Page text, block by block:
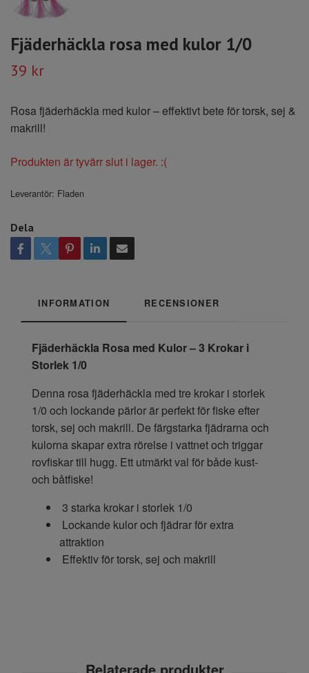
Fjäderhäckla rosa med kulor 1/0
39 kr
Rosa fjäderhäckla med kulor – effektivt bete för torsk, sej &
makrill!
Produkten är tyvärr slut i lager. :(
Leverantör: Fladen
Dela
INFORMATION RECENSIONER
Fjäderhäckla Rosa med Kulor – 3 Krokar i
Storlek 1/0
Denna rosa fjäderhäckla med tre krokar i storlek
1/0 och lockande pärlor är perfekt för fiske efter
torsk, sej och makrill. De färgstarka fjädrarna och
kulorna skapar extra rörelse i vattnet och triggar
rovfiskar till hugg. Ett utmärkt val för både kust-
och båtfiske!
3 starka krokar i storlek 1/0
Lockande kulor och fjädrar för extra
attraktion
Effektiv för torsk, sej och makrill